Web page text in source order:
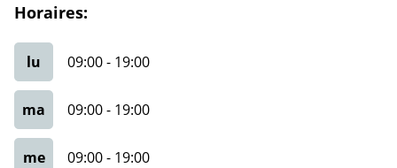
Horaires:
lu 09:00- 19:00
ma 09:00- 19:00
me 09:00- 19:00